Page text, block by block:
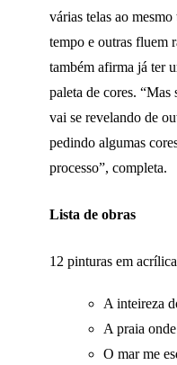
várias telas ao
tempo e outras fluem
também afirma já ter
paleta de cores.
vai se revelando de
pedindo algumas
processo”, completa.
Lista de obras
12 pinturas em
A inteireza
A praia
O mar me